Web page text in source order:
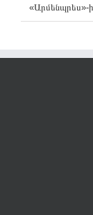
«Արմենպրես»-